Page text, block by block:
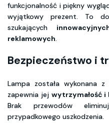
funkcjonalność i piękny
wyjątkowy prezent. To
szukających
reklamowych.
Bezpieczeństwo i
Lampa została wykonana z
zapewnia jej wytrzymałość
Brak przewodów
przypadkowego uszkodzenia.